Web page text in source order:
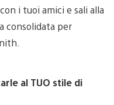
i tuoi amici e sali alla
consolidata per
al TUO stile di